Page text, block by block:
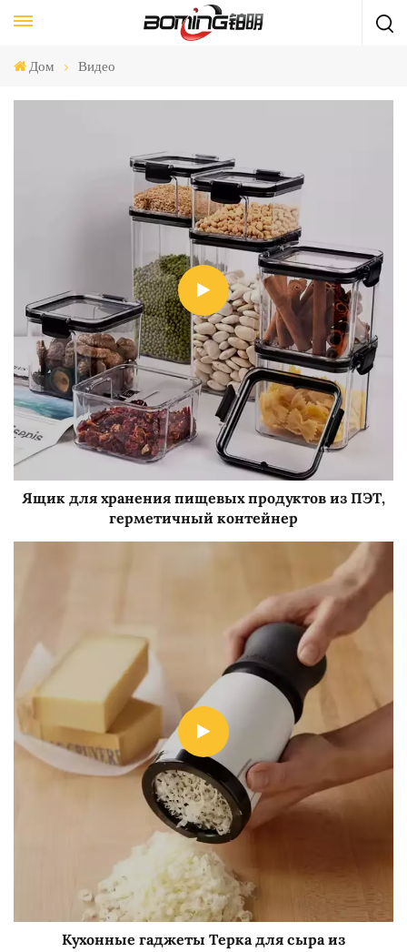
Дом Видео
Ящик для хранения пищевых продуктов из ПЭТ,
герметичный контейнер
Кухонные гаджеты Терка для сыра из